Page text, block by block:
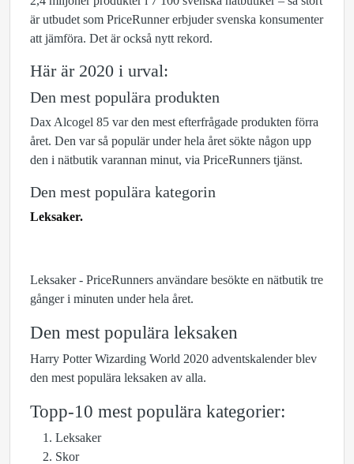
är utbudet som PriceRunner erbjuder svenska konsumenter
att jämföra. Det är också nytt rekord.
Här är 2020 i urval:
Den mest populära produkten
Dax Alcogel 85 var den mest efterfrågade produkten förra
året. Den var så populär under hela året sökte någon upp
den i nätbutik varannan minut, via PriceRunners tjänst.
Den mest populära kategorin
Leksaker.
Leksaker - PriceRunners användare besökte en nätbutik tre
gånger i minuten under hela året.
Den mest populära leksaken
Harry Potter Wizarding World 2020 adventskalender blev
den mest populära leksaken av alla.
Topp-10 mest populära kategorier:
Leksaker
Skor